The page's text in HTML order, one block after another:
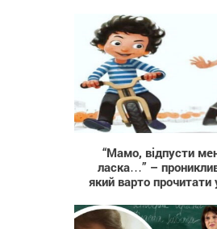
“Мамо, відпусти
ласка…” –
який варто